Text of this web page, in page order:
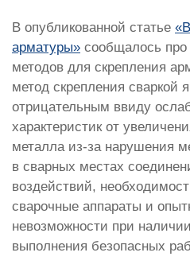
В опубликованной статье
арматуры» сообщалось
методов для скрепления
метод скрепления сваркой
отрицательным ввиду
характеристик от
металла из-за нарушения
в сварных местах
воздействий,
сварочные аппараты и
невозможности при
выполнения безопасных